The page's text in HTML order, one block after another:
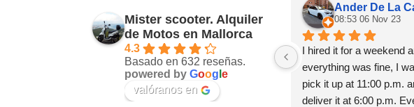
Mister scooter. Alquiler
de Motos en Mallorca
4.3
Basado en 632 reseñas.
powered by Goog e
valóranos en
Ander De La
08:53 06 Nov 23
I hired it for a weekend
everything was fine, I
pick it up at 11:00 p.m.
deliver it at 6:00 p.m.